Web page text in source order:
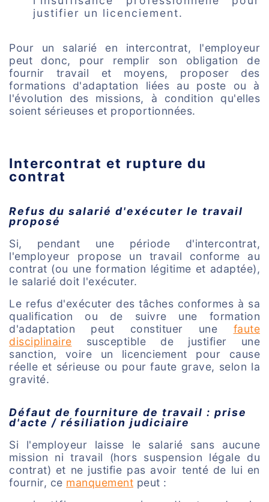
justifier un licenciement.
Pour un salarié en intercontrat, l'employeur
peut donc, pour remplir son obligation de
fournir travail et moyens, proposer des
formations d'adaptation liées au poste ou à
l'évolution des missions, à condition qu'elles
soient sérieuses et proportionnées.
Intercontrat et rupture du
contrat
Refus du salarié d'exécuter le travail
proposé
Si, pendant une période d'intercontrat,
l'employeur propose un travail conforme au
contrat (ou une formation légitime et adaptée),
le salarié doit l'exécuter.
Le refus d'exécuter des tâches conformes à sa
qualification ou de suivre une formation
d'adaptation peut constituer une faute
disciplinaire susceptible de justifier une
sanction, voire un licenciement pour cause
réelle et sérieuse ou pour faute grave, selon la
gravité.
Défaut de fourniture de travail : prise
d'acte / résiliation judiciaire
Si l'employeur laisse le salarié sans aucune
mission ni travail (hors suspension légale du
contrat) et ne justifie pas avoir tenté de lui en
fournir, ce manquement peut :